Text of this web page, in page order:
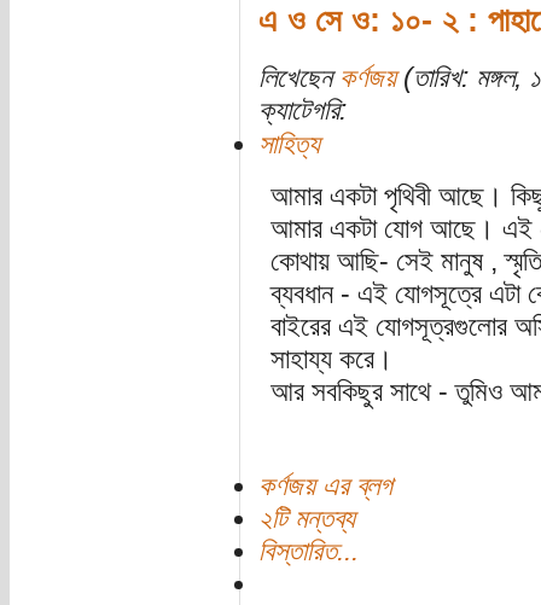
এ ও সে ও: ১০- ২ : পাহাড়ে
লিখেছেন কর্ণজয়(তারিখ:
ক্যাটেগরি:
সাহিত্য
আমার একটা পৃথিবী আছে।
আমার একটা যোগ আছে। এই
কোথায় আছি- সেই মানুষ ,
ব্যবধান - এই যোগসূত্রে এটা
বাইরের এই যোগসূত্রগুলোর
সাহায্য করে।
আর সবকিছুর সাথে - তুমিও
কর্ণজয় এর ব্লগ
২টি মন্তব্য
বিস্তারিত...